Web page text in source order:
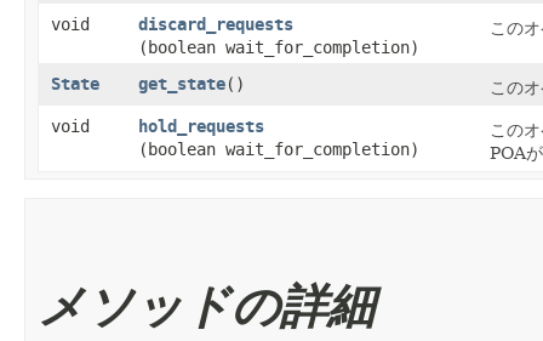
void discard_requests
(boolean wait_for_completion)
この
State get_state() この
void hold_requests
(boolean wait_for_completion)
この
POA
メソッドの詳細